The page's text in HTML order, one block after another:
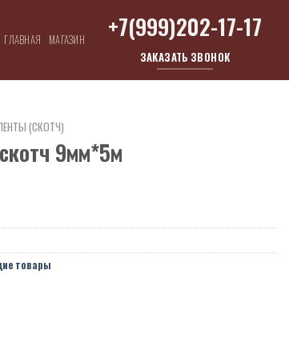
ГЛАВНАЯ МАГАЗИН +7(999)202-17-17
ЗАКАЗАТЬ ЗВОНОК
(СКОТЧ)
9мм*5м
товары